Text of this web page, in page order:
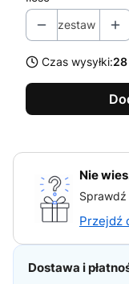
zestaw
Czas wysyłki:
Nie
Przejdź
Dostawa i